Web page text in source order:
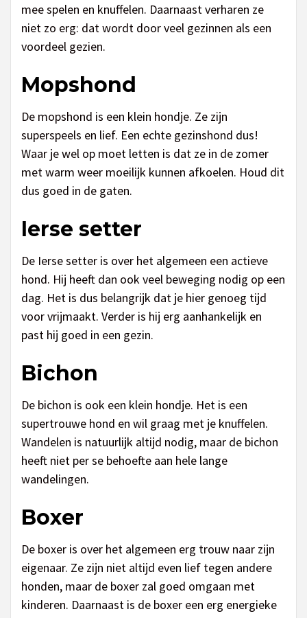
mee spelen en knuffelen. Daarnaast verharen ze
niet zo erg: dat wordt door veel gezinnen als een
voordeel gezien.
Mopshond
De mopshond is een klein hondje. Ze zijn
superspeels en lief. Een echte gezinshond dus!
Waar je wel op moet letten is dat ze in de zomer
met warm weer moeilijk kunnen afkoelen. Houd dit
dus goed in de gaten.
Ierse setter
De Ierse setter is over het algemeen een actieve
hond. Hij heeft dan ook veel beweging nodig op een
dag. Het is dus belangrijk dat je hier genoeg tijd
voor vrijmaakt. Verder is hij erg aanhankelijk en
past hij goed in een gezin.
Bichon
De bichon is ook een klein hondje. Het is een
supertrouwe hond en wil graag met je knuffelen.
Wandelen is natuurlijk altijd nodig, maar de bichon
heeft niet per se behoefte aan hele lange
wandelingen.
Boxer
De boxer is over het algemeen erg trouw naar zijn
eigenaar. Ze zijn niet altijd even lief tegen andere
honden, maar de boxer zal goed omgaan met
kinderen. Daarnaast is de boxer een erg energieke